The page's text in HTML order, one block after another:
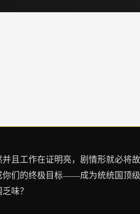
且工作在证明亮，剧情形就必将
你们的终极目标——成为统统国顶
味？